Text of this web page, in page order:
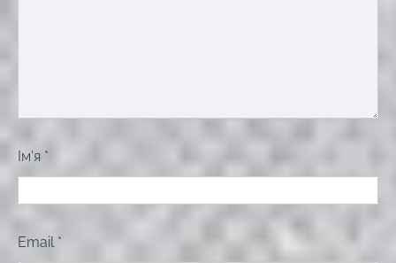
Ім'я *
Email *